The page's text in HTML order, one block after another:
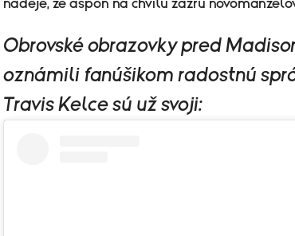
nádeje, že aspoň na chvíľu zazrú
Obrovské obrazovky pred
oznámili fanúšikom radostnú
Travis Kelce sú už svoji: